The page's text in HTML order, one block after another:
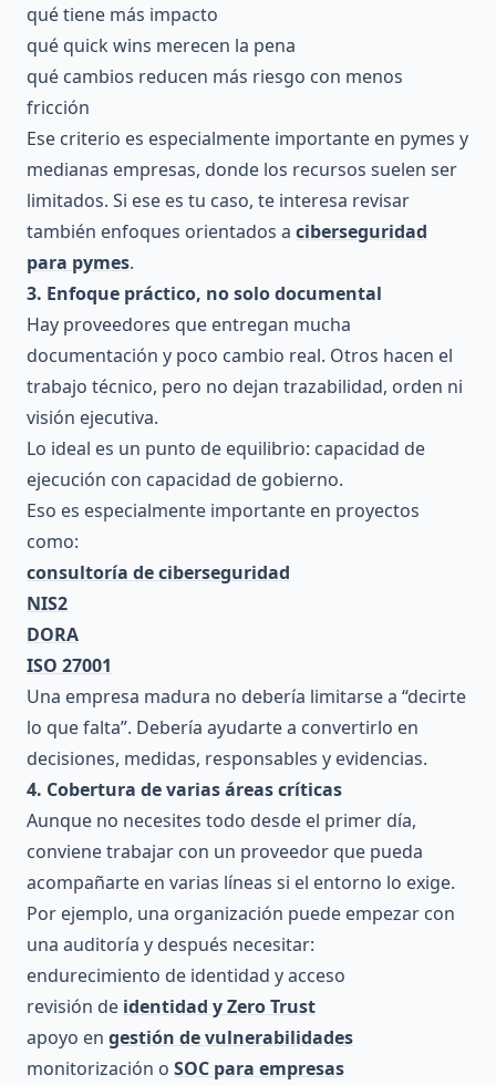
qué tiene más impacto
qué quick wins merecen la pena
qué cambios reducen más riesgo con menos
fricción
Ese criterio es especialmente importante en pymes y
medianas empresas, donde los recursos suelen ser
limitados. Si ese es tu caso, te interesa revisar
también enfoques orientados a ciberseguridad
para pymes.
3. Enfoque práctico, no solo documental
Hay proveedores que entregan mucha
documentación y poco cambio real. Otros hacen el
trabajo técnico, pero no dejan trazabilidad, orden ni
visión ejecutiva.
Lo ideal es un punto de equilibrio: capacidad de
ejecución con capacidad de gobierno.
Eso es especialmente importante en proyectos
como:
consultoría de ciberseguridad
NIS2
DORA
ISO 27001
Una empresa madura no debería limitarse a “decirte
lo que falta”. Debería ayudarte a convertirlo en
decisiones, medidas, responsables y evidencias.
4. Cobertura de varias áreas críticas
Aunque no necesites todo desde el primer día,
conviene trabajar con un proveedor que pueda
acompañarte en varias líneas si el entorno lo exige.
Por ejemplo, una organización puede empezar con
una auditoría y después necesitar:
endurecimiento de identidad y acceso
revisión de identidad y Zero Trust
apoyo en gestión de vulnerabilidades
monitorización o SOC para empresas